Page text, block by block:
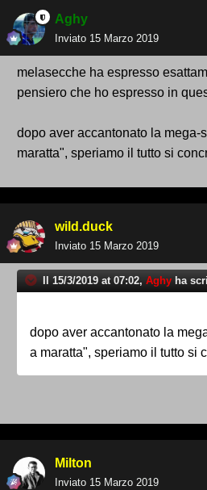
Aghy
Inviato 15 Marzo 2019
melasecche ha espresso
pensiero che ho espresso in
dopo aver accantonato la mega-
maratta", speriamo il tutto si
wild.duck
Inviato 15 Marzo 2019
Il 15/3/2019 at 07:02, Aghy ha
dopo aver accantonato la
a maratta", speriamo il tutto si
Milton
Inviato 15 Marzo 2019